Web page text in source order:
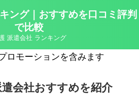
ング｜おすすめを口コミ評判
で比較
派遣会社 ランキング
ロモーションを含みます
遣会社おすすめを紹介